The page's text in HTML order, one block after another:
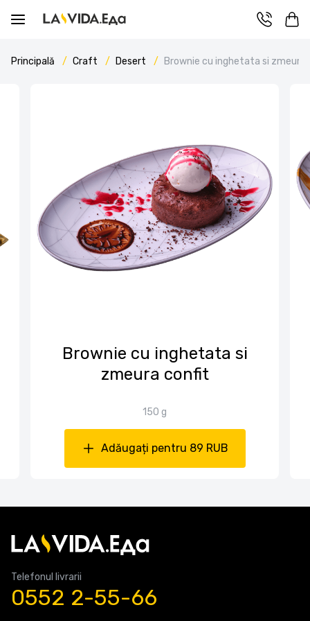
Principală Craft Desert Brownie cu inghetata si
Brownie cu inghetata si
zmeura confit
150 g
Adăugați pentru 89 RUB
Telefonul livrarii
0552 2-55-66